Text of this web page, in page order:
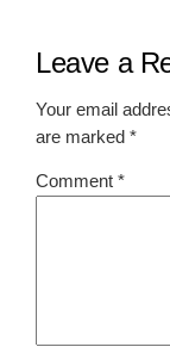
Leave a
Your email
are marked*
Comment*